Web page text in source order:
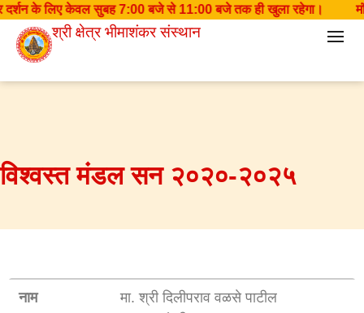
श्री क्षेत्र भीमाशंकर संस्थान
दर्शन के लिए केवल सुबह 7:00 बजे से 11:00 बजे तक ही खुला रहेगा।
विश्वस्त मंडल सन २०२०-२०२५
नाम
मा. श्री दिलीपराव वळसे पाटील